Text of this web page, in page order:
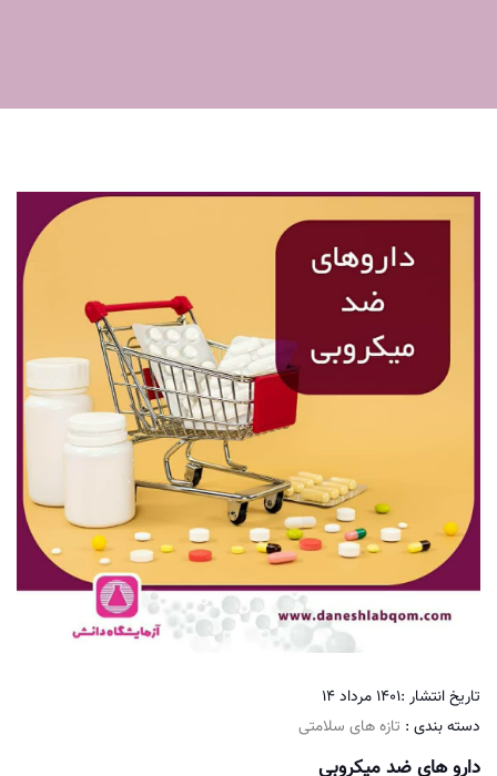
تاریخ انتشار :1401 مرداد 14
دسته بندی : تازه های سلامتی
دارو های ضد میکروبی